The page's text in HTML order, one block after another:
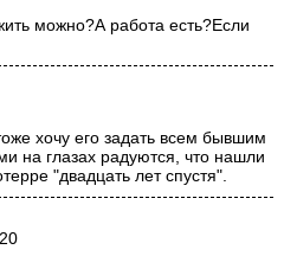
можно?А работа есть?Если
хочу его задать всем бывшим
на глазах радуются, что нашли
"двадцать лет спустя".